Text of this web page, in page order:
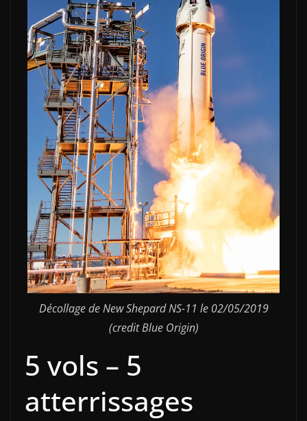
Décollage de New Shepard NS-11 le 02/05/2019
(credit Blue Origin)
5 vols – 5
atterrissages